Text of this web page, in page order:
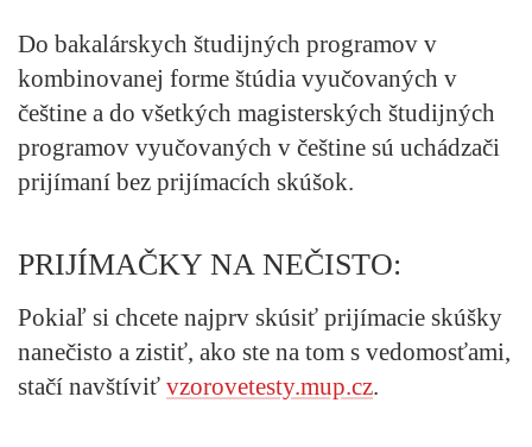
Do bakalárskych študijných programov v
kombinovanej forme štúdia vyučovaných v
češtine a do všetkých magisterských študijných
programov vyučovaných v češtine sú uchádzači
prijímaní bez prijímacích skúšok.
PRIJÍMAČKY NA NEČISTO:
Pokiaľ si chcete najprv skúsiť prijímacie skúšky
nanečisto a zistiť, ako ste na tom s vedomosťami,
stačí navštíviť vzorovetesty.mup.cz.